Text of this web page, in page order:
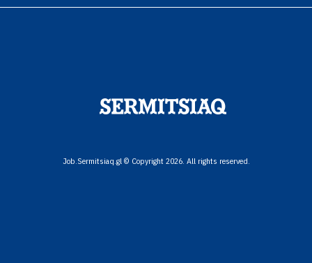
Job.Sermitsiaq.gl © Copyright 2026. All rights reserved.